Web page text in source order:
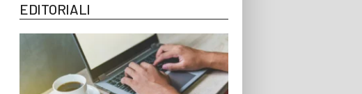
EDITORIALI